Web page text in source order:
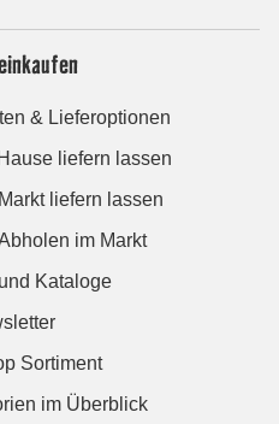
& Lieferoptionen
liefern lassen
liefern lassen
im Markt
Kataloge
Sortiment
im Überblick